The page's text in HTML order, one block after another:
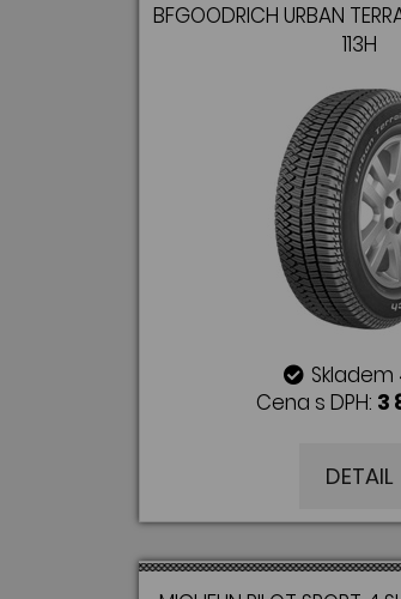
BFGOODRICH URBAN
113H
Skladem
Cena s DPH: 3
DETAIL